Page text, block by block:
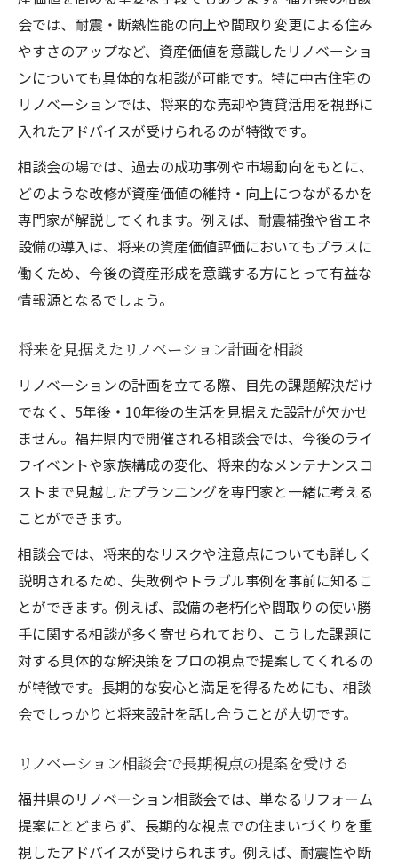
会では、耐震・断熱性能の向上や間取り変更による住み
やすさのアップなど、資産価値を意識したリノベーショ
ンについても具体的な相談が可能です。特に中古住宅の
リノベーションでは、将来的な売却や賃貸活用を視野に
入れたアドバイスが受けられるのが特徴です。
相談会の場では、過去の成功事例や市場動向をもとに、
どのような改修が資産価値の維持・向上につながるかを
専門家が解説してくれます。例えば、耐震補強や省エネ
設備の導入は、将来の資産価値評価においてもプラスに
働くため、今後の資産形成を意識する方にとって有益な
情報源となるでしょう。
将来を見据えたリノベーション計画を相談
リノベーションの計画を立てる際、目先の課題解決だけ
でなく、5年後・10年後の生活を見据えた設計が欠かせ
ません。福井県内で開催される相談会では、今後のライ
フイベントや家族構成の変化、将来的なメンテナンスコ
ストまで見越したプランニングを専門家と一緒に考える
ことができます。
相談会では、将来的なリスクや注意点についても詳しく
説明されるため、失敗例やトラブル事例を事前に知るこ
とができます。例えば、設備の老朽化や間取りの使い勝
手に関する相談が多く寄せられており、こうした課題に
対する具体的な解決策をプロの視点で提案してくれるの
が特徴です。長期的な安心と満足を得るためにも、相談
会でしっかりと将来設計を話し合うことが大切です。
リノベーション相談会で長期視点の提案を受ける
福井県のリノベーション相談会では、単なるリフォーム
提案にとどまらず、長期的な視点での住まいづくりを重
視したアドバイスが受けられます。例えば、耐震性や断